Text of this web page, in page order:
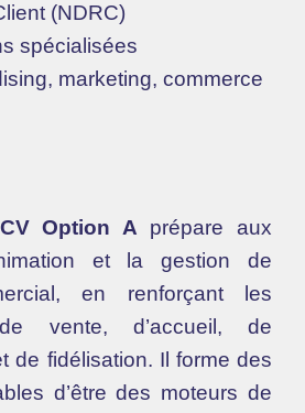
(NDRC)
spécialisées
marketing, commerce
Option A prépare aux
et la gestion de
en renforçant les
vente, d’accueil, de
de fidélisation. Il forme des
d’être des moteurs de